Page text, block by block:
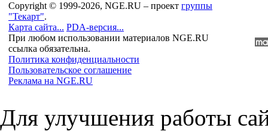
Copyright © 1999-2026, NGE.RU – проект группы
"Текарт".
Карта сайта... PDA-версия...
При любом использовании материалов NGE.RU
ссылка обязательна.
Политика конфиденциальности
Пользовательское соглашение
Реклама на NGE.RU
Для улучшения работы